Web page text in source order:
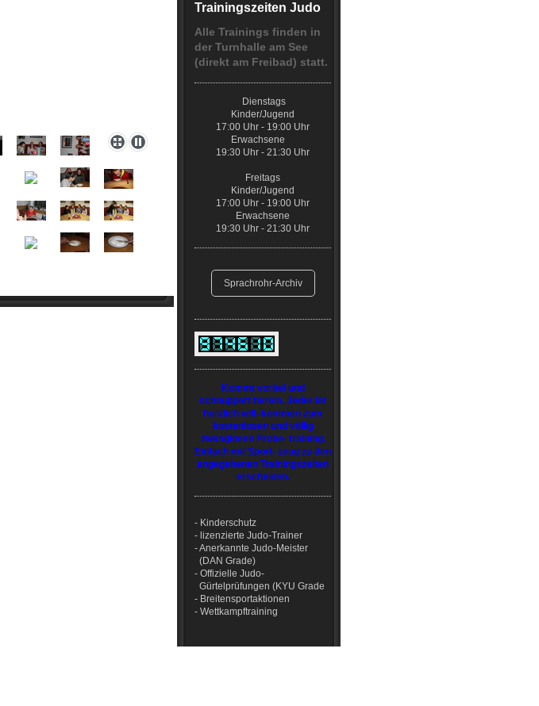
Trainingszeiten Judo
Alle Trainings finden in
der Turnhalle am See
(direkt am Freibad) statt.
Dienstags
Kinder/Jugend
17:00 Uhr - 19:00 Uhr
Erwachsene
19:30 Uhr - 21:30 Uhr
Freitags
Kinder/Jugend
17:00 Uhr - 19:00 Uhr
Erwachsene
19:30 Uhr - 21:30 Uhr
Sprachrohr-Archiv
Kommt vorbei und
schnuppert herein. Jeder ist
herzlich will- kommen zum
kostenlosen und völlig
zwanglosen Probe- training.
Einfach mit Sport- zeug zu den
angegebenen Trainingszeiten
erscheinen.
- Kinderschutz
- lizenzierte Judo-Trainer
- Anerkannte Judo-Meister
(DAN Grade)
- Offizielle Judo-
Gürtelprüfungen (KYU Grade
- Breitensportaktionen
- Wettkampftraining